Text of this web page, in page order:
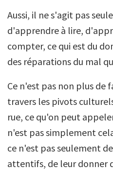
Aussi, il ne s'agit pas
d'apprendre à lire,
compter, ce qui est du
des réparations du mal
Ce n'est pas non plus de
travers les pivots
rue, ce qu'on peut
n'est pas simplement
ce n'est pas seulement
attentifs, de leur donner